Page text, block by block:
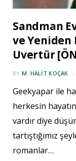
Sandman
ve Yeniden
Uvertür
BY M. HALIT KOÇAK
Geekyapar ile
herkesin
vardır diye
tartıştığımız
romanlar…